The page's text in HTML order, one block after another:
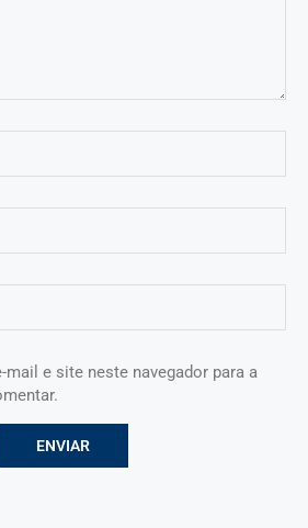
mail e site neste navegador para a